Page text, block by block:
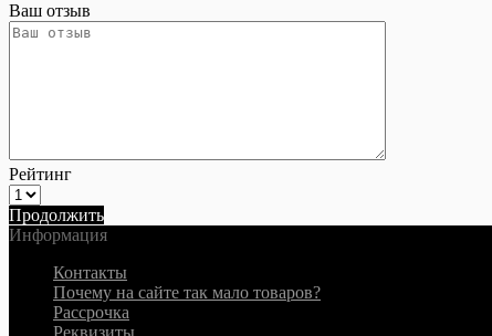
Ваш отзыв
Рейтинг
Продолжить
Информация
Контакты
Почему на сайте так мало товаров?
Рассрочка